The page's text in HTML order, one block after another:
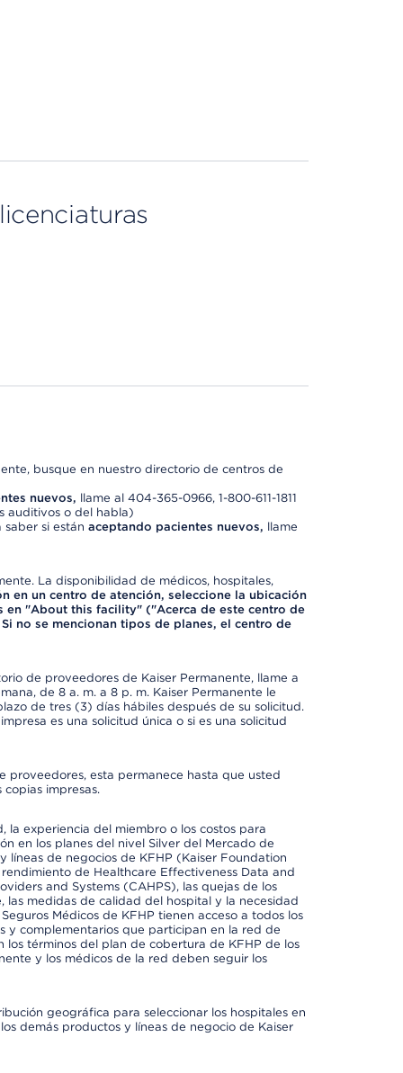
busque en nuestro directorio de centros de
nuevos, llame al 404-365-0966, 1-800-611-1811
auditivos o del habla)
si están aceptando pacientes nuevos, llame
La disponibilidad de médicos, hospitales,
en un centro de atención, seleccione la ubicación
"About this facility" ("Acerca de este centro de
no se mencionan tipos de planes, el centro de
de proveedores de Kaiser Permanente, llame a
de 8 a. m. a 8 p. m. Kaiser Permanente le
de tres (3) días hábiles después de su solicitud.
es una solicitud única o si es una solicitud
proveedores, esta permanece hasta que usted
impresas.
la experiencia del miembro o los costos para
en los planes del nivel Silver del Mercado de
líneas de negocios de KFHP (Kaiser Foundation
de Healthcare Effectiveness Data and
and Systems (CAHPS), las quejas de los
medidas de calidad del hospital y la necesidad
Médicos de KFHP tienen acceso a todos los
y complementarios que participan en la red de
términos del plan de cobertura de KFHP de los
y los médicos de la red deben seguir los
geográfica para seleccionar los hospitales en
demás productos y líneas de negocio de Kaiser